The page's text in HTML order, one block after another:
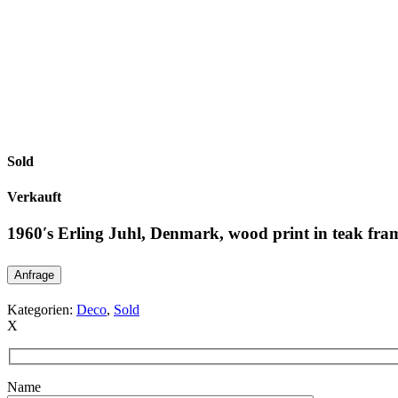
Sold
Verkauft
1960′s Erling Juhl, Denmark, wood print in teak
Anfrage
Kategorien: Deco, Sold
X
Name